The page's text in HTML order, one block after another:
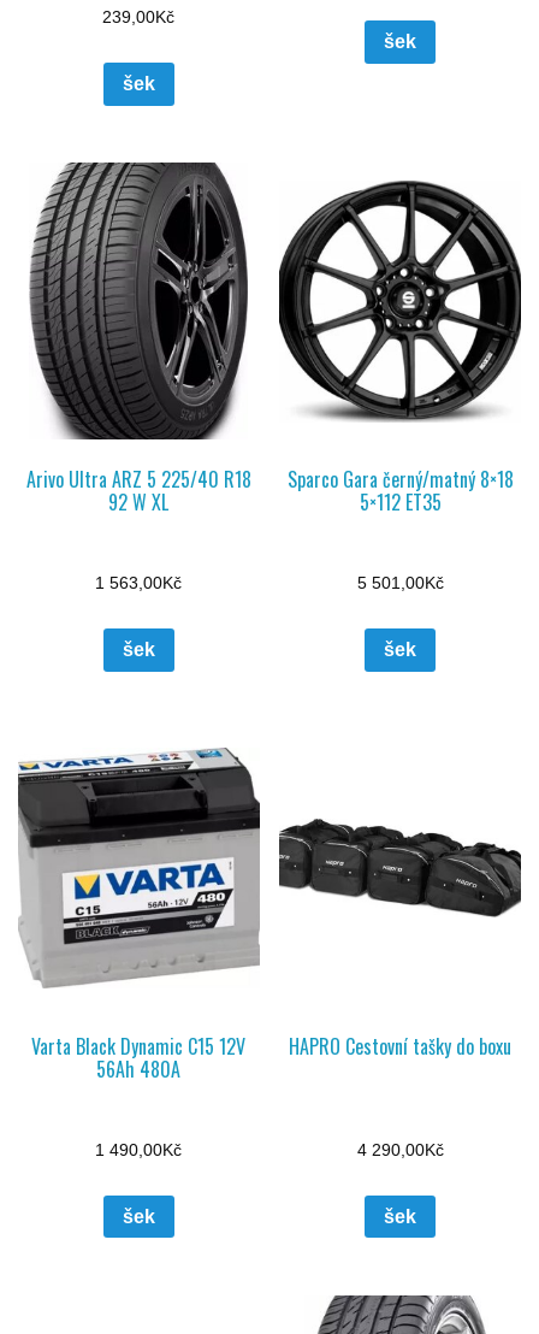
239,00Kč
šek
šek
Arivo Ultra ARZ 5 225/40 R18
92 W XL
1 563,00Kč
šek
Sparco Gara černý/matný 8×18
5×112 ET35
5 501,00Kč
šek
Varta Black Dynamic C15 12V
56Ah 480A
1 490,00Kč
šek
HAPRO Cestovní tašky do boxu
4 290,00Kč
šek